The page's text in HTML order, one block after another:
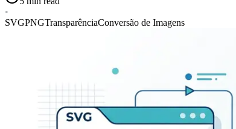
•
SVGPNGTransparênciaConversão de Imagens